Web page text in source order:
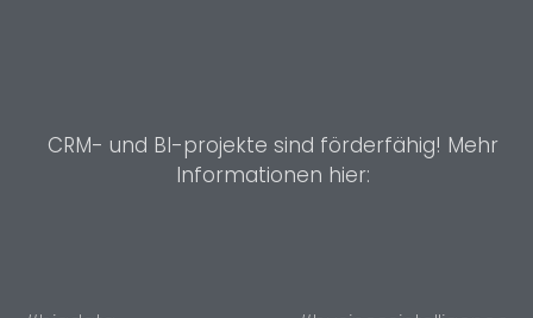
CRM- und BI-projekte sind förderfähig! Mehr
Informationen hier: